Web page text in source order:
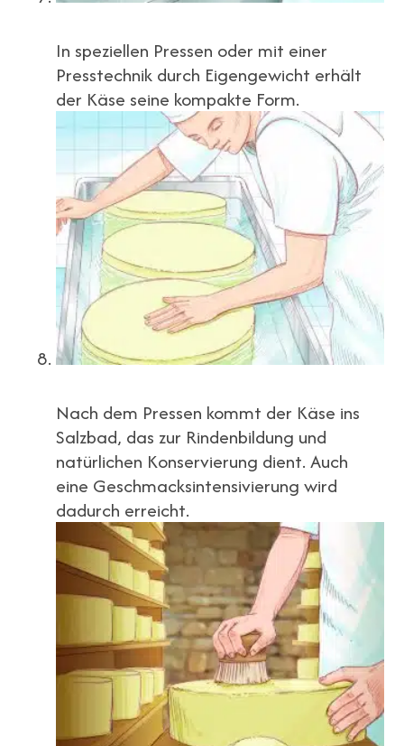
In speziellen Pressen oder mit einer
Presstechnik durch Eigengewicht erhält
der Käse seine kompakte Form.
Nach dem Pressen kommt der Käse ins
Salzbad, das zur Rindenbildung und
natürlichen Konservierung dient. Auch
eine Geschmacksintensivierung wird
dadurch erreicht.